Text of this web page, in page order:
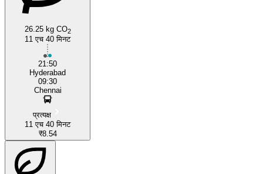
26.25 kg CO2
11 एच 40 मिनट
21:50
Hyderabad
09:30
Chennai
प्रत्यक्ष
11 एच 40 मिनट
₹8.54